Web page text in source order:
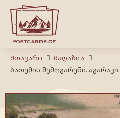
Მთავარი
Მაღაზია
ბათუმის შემოგარენი. აგარაკი